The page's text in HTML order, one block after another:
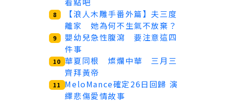
8
【浪人木雕手番外篇】夫三度
離家 她為何不生氣不放棄？
9
嬰幼兒急性腹瀉 要注意這四
件事
10 華夏同根 燦爛中華 三月三
齊拜黃帝
11
MeloMance確定26日回歸 演
繹悲傷愛情故事